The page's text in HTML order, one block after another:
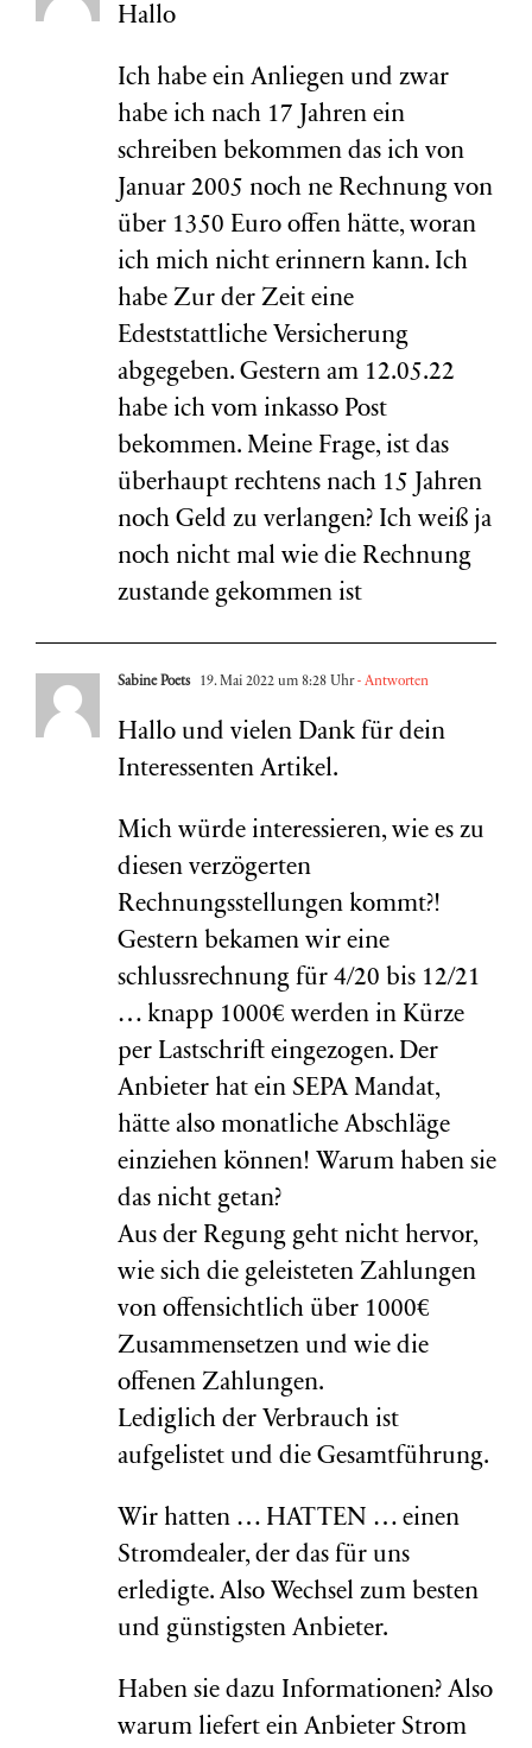
Hallo
Ich habe ein Anliegen und zwar
habe ich nach 17 Jahren ein
schreiben bekommen das ich von
Januar 2005 noch ne Rechnung von
über 1350 Euro offen hätte, woran
ich mich nicht erinnern kann. Ich
habe Zur der Zeit eine
Edeststattliche Versicherung
abgegeben. Gestern am 12.05.22
habe ich vom inkasso Post
bekommen. Meine Frage, ist das
überhaupt rechtens nach 15 Jahren
noch Geld zu verlangen? Ich weiß ja
noch nicht mal wie die Rechnung
zustande gekommen ist
Sabine Poets 19. Mai 2022 um 8:28 Uhr- Antworten
Hallo und vielen Dank für dein
Interessenten Artikel.
Mich würde interessieren, wie es zu
diesen verzögerten
Rechnungsstellungen kommt?!
Gestern bekamen wir eine
schlussrechnung für 4/20 bis 12/21
… knapp 1000€ werden in Kürze
per Lastschrift eingezogen. Der
Anbieter hat ein SEPA Mandat,
hätte also monatliche Abschläge
einziehen können! Warum haben sie
das nicht getan?
Aus der Regung geht nicht hervor,
wie sich die geleisteten Zahlungen
von offensichtlich über 1000€
Zusammensetzen und wie die
offenen Zahlungen.
Lediglich der Verbrauch ist
aufgelistet und die Gesamtführung.
Wir hatten … HATTEN … einen
Stromdealer, der das für uns
erledigte. Also Wechsel zum besten
und günstigsten Anbieter.
Haben sie dazu Informationen? Also
warum liefert ein Anbieter Strom